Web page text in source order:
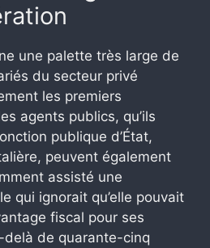
une palette très large de
du secteur privé
les premiers
agents publics, qu’ils
publique d’État,
peuvent également
assisté une
qui ignorait qu’elle pouvait
fiscal pour ses
delà de quarante-cinq